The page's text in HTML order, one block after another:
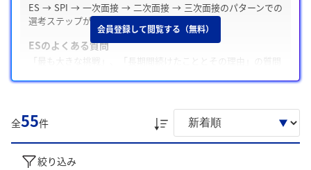
ES → SPI → 一次面接 → 二次面接 → 三次面接のパターンでの
選考ステップが多いです。
ESのよくある質問
「最も大きな挑戦」、「長期間続けたこととその理由」の質問
テストがあった / SPI
面接の特徴
面接は穏やかな雰囲気で、「志望動機」や「学生時代に力を入
会員登録して閲覧する（無料）
全55件
絞り込み